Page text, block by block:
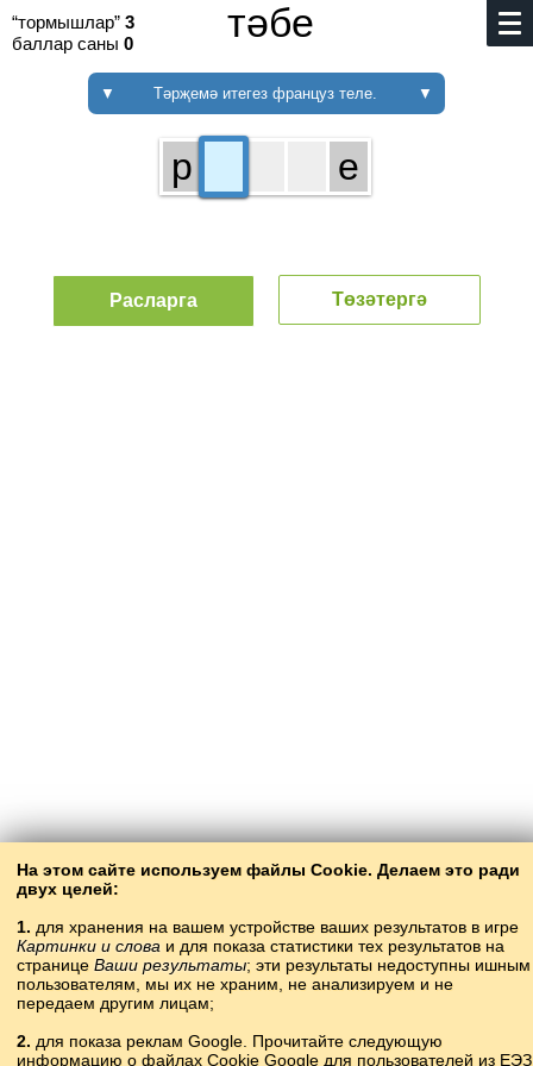
“тормышлар” 3
баллар саны 0 тәбе
▼ Тәрҗемә итегез француз теле. ▼
На этом сайте используем файлы Cookie. Делаем это ради
двух целей:
1. для хранения на вашем устройстве ваших результатов в игре
Картинки и слова и для показа статистики тех результатов на
странице Ваши результаты; эти результаты недоступны ишным
пользователям, мы их не храним, не анализируем и не
передаем другим лицам;
2. для показа реклам Google. Прочитайте следующую
информацию о файлах Cookie Google для пользователей из ЕЭЗ